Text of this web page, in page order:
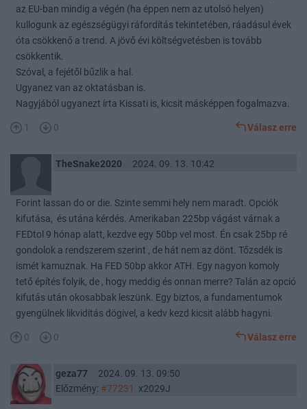
az EU-ban mindig a végén (ha éppen nem az utolsó helyen)
kullogunk az egészségügyi ráfordítás tekintetében, ráadásul évek
óta csökkenő a trend. A jövő évi költségvetésben is tovább
csökkentik.
Szóval, a fejétől bűzlik a hal.
Ugyanez van az oktatásban is.
Nagyjából ugyanezt írta Kissati is, kicsit másképpen fogalmazva.
1 0 Válasz erre
TheSnake2020 2024. 09. 13. 10:42
Forint lassan do or die. Szinte semmi hely nem maradt. Opciók
kifutása, és utána kérdés. Amerikaban 225bp vágást várnak a
FEDtol 9 hónap alatt, kezdve egy 50bp vel most. Én csak 25bp ré
gondolok a rendszerem szerint , de hát nem az dönt. Tőzsdék is
ismét kamuznak. Ha FED 50bp akkor ATH. Egy nagyon komoly
tető építés folyik, de , hogy meddig és onnan merre? Talán az opció
kifutás után okosabbak leszünk. Egy biztos, a fundamentumok
gyengülnek likviditás dögivel, a kedv kezd kicsit alább hagyni.
0 0 Válasz erre
geza77
2024. 09. 13. 09:50
Előzmény: #77231 x2029J